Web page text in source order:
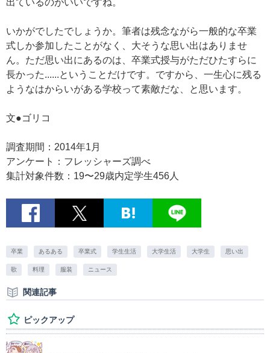
出ているのがいいですね。
いかがでしたでしょうか。筆者は残念ながら一般的な卒業
式しか参加したことがなく、大そうな思い出はありませ
ん。ただ思い出にあるのは、卒業式授与がただひたすらに
長かった......ということだけです。ですから、一生心に残る
ようなはからいがある学校って素敵だな、と思います。
文●ゴリコ
調査期間：2014年1月
アンケート：フレッシャーズ調べ
集計対象件数：19〜29歳内定学生456人
卒業 あるある 卒業式 学生生活 大学生活 大学生 思い出
歌 料理 服装 ニュース
関連記事
ピックアップ